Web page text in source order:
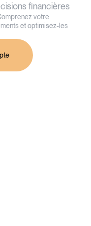
financières
votre
et optimisez-les